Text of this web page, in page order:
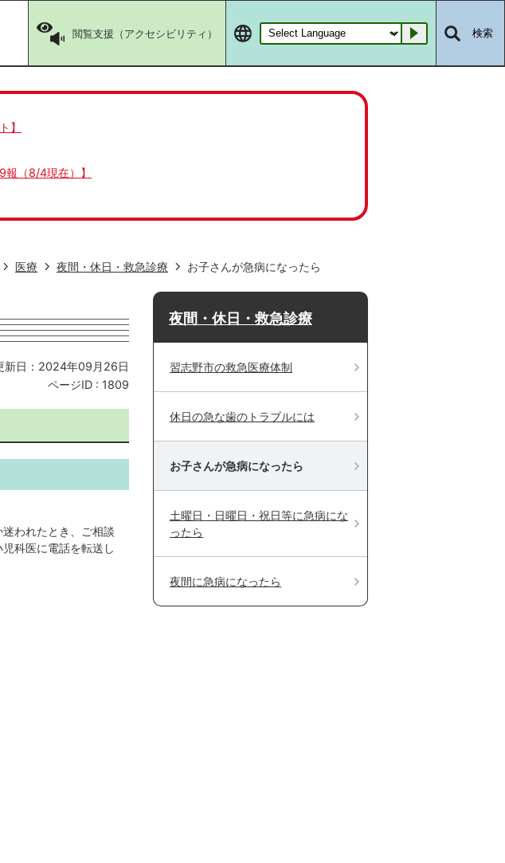
閲覧支援（アクセシビリティ） Go 検索
】
（8/4現在）】
医療 夜間・休日・救急診療 お子さんが急病になったら
新日：2024年09月26日
ページID : 1809
われたとき、ご相談
科医に電話を転送し
夜間・休日・救急診療
習志野市の救急医療体制
休日の急な歯のトラブルには
お子さんが急病になったら
土曜日・日曜日・祝日等に急病にな
ったら
夜間に急病になったら